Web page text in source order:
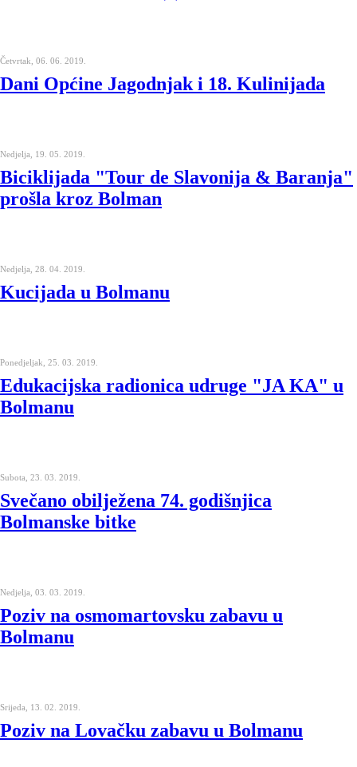
Četvrtak, 06. 06. 2019.
Dani Općine Jagodnjak i 18. Kulinijada
Nedjelja, 19. 05. 2019.
Biciklijada "Tour de Slavonija & Baranja"
prošla kroz Bolman
Nedjelja, 28. 04. 2019.
Kucijada u Bolmanu
Ponedjeljak, 25. 03. 2019.
Edukacijska radionica udruge "JA KA" u
Bolmanu
Subota, 23. 03. 2019.
Svečano obilježena 74. godišnjica
Bolmanske bitke
Nedjelja, 03. 03. 2019.
Poziv na osmomartovsku zabavu u
Bolmanu
Srijeda, 13. 02. 2019.
Poziv na Lovačku zabavu u Bolmanu